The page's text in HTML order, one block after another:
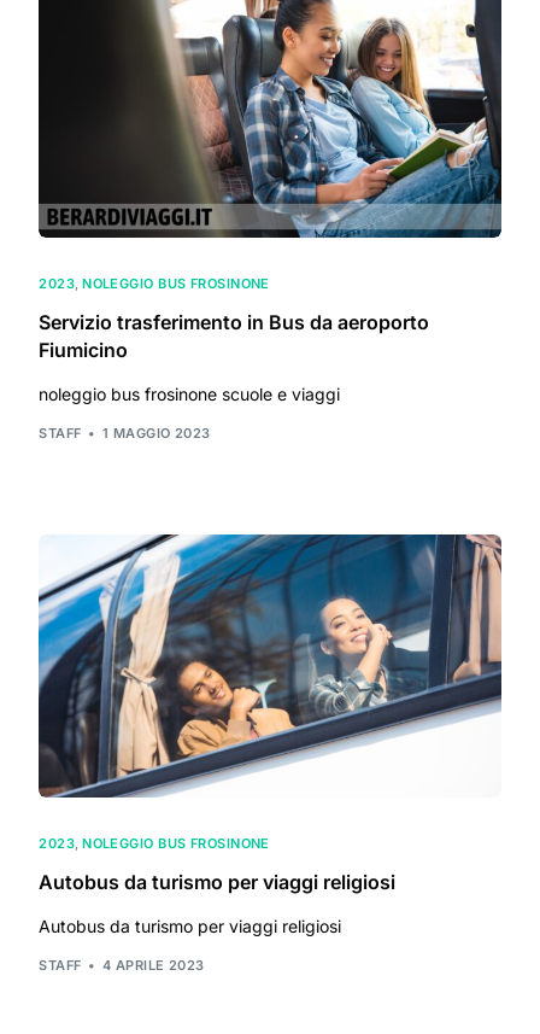
2023,NOLEGGIO BUS FROSINONE
Servizio trasferimento in Bus da aeroporto
Fiumicino
noleggio bus frosinone scuole e viaggi
STAFF 1 MAGGIO 2023
2023,NOLEGGIO BUS FROSINONE
Autobus da turismo per viaggi religiosi
Autobus da turismo per viaggi religiosi
STAFF 4 APRILE 2023